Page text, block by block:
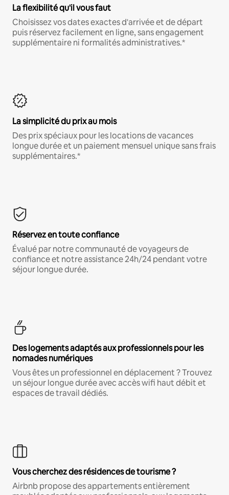
La flexibilité qu'il vous faut
Choisissez vos dates exactes d'arrivée et de départ
puis réservez facilement en ligne, sans engagement
supplémentaire ni formalités administratives.*
La simplicité du prix au mois
Des prix spéciaux pour les locations de vacances
longue durée et un paiement mensuel unique sans frais
supplémentaires.*
Réservez en toute confiance
Évalué par notre communauté de voyageurs de
confiance et notre assistance 24h/24 pendant votre
séjour longue durée.
Des logements adaptés aux professionnels pour les
nomades numériques
Vous êtes un professionnel en déplacement ? Trouvez
un séjour longue durée avec accès wifi haut débit et
espaces de travail dédiés.
Vous cherchez des résidences de tourisme ?
Airbnb propose des appartements entièrement